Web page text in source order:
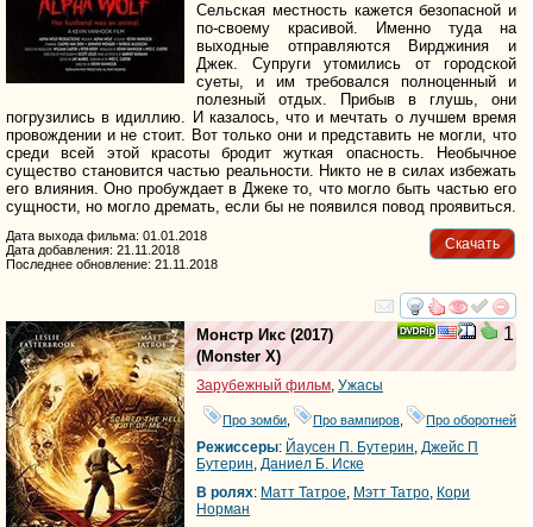
Сельская местность кажется безопасной и
по-своему красивой. Именно туда на
выходные отправляются Вирджиния и
Джек. Супруги утомились от городской
суеты, и им требовался полноценный и
полезный отдых. Прибыв в глушь, они
погрузились в идиллию. И казалось, что и мечтать о лучшем время
провождении и не стоит. Вот только они и представить не могли, что
среди всей этой красоты бродит жуткая опасность. Необычное
существо становится частью реальности. Никто не в силах избежать
его влияния. Оно пробуждает в Джеке то, что могло быть частью его
сущности, но могло дремать, если бы не появился повод проявиться.
Скачать
Дата выхода фильма: 01.01.2018
Дата добавления: 21.11.2018
Последнее обновление: 21.11.2018
смотреть
1
Монстр Икс (2017)
(Monster X)
Зарубежный фильм, Ужасы
Про зомби Про вампиров Про оборотней
Режиссеры: Йаyсен П. Бутерин, Джейс П
Бутерин, Даниел Б. Иске
В ролях: Матт Татрое, Мэтт Татро, Кори
Норман